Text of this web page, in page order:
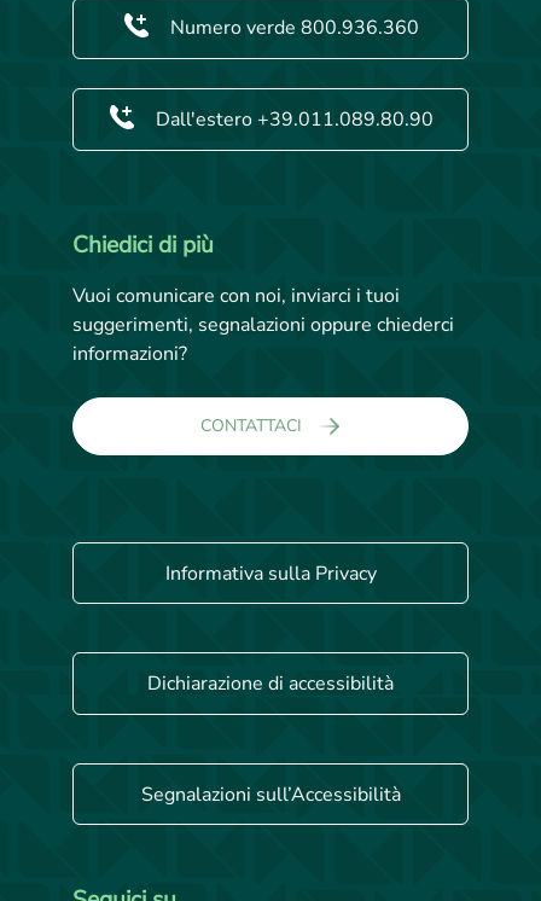
Numero verde 800.936.360
Dall'estero +39.011.089.80.90
Chiedici di più
Vuoi comunicare con noi, inviarci i tuoi
suggerimenti, segnalazioni oppure chiederci
informazioni?
CONTATTACI
Informativa sulla Privacy
Dichiarazione di accessibilità
Segnalazioni sull’Accessibilità